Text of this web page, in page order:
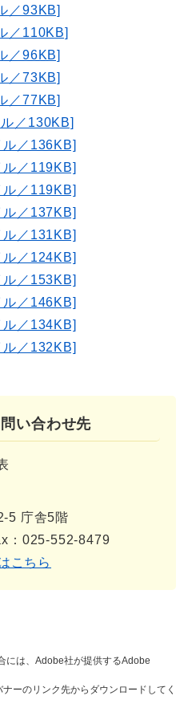
／93KB]
／110KB]
／96KB]
／73KB]
／77KB]
／130KB]
／136KB]
／119KB]
／119KB]
／137KB]
／131KB]
／124KB]
／153KB]
／146KB]
／134KB]
／132KB]
い合わせ先
5 庁舎5階
：025-552-8479
こちら
には、Adobe社が提供するAdobe
ーのリンク先からダウンロードしてく